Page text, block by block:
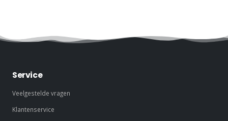
Service
Veelgestelde vragen
Klantenservice